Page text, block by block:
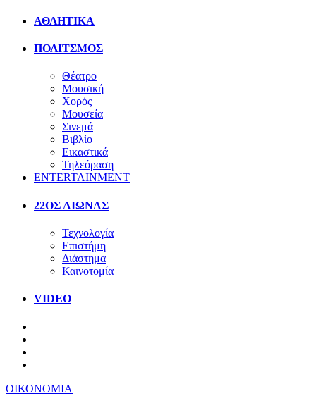
ΑΘΛΗΤΙΚΑ
ΠΟΛΙΤΣΜΟΣ
Θέατρο
Μουσική
Χορός
Μουσεία
Σινεμά
Βιβλίο
Εικαστικά
Τηλεόραση
ENTERTAINMENT
22ΟΣ ΑΙΩΝΑΣ
Τεχνολογία
Επιστήμη
Διάστημα
Καινοτομία
VIDEO
ΟΙΚΟΝΟΜΙΑ